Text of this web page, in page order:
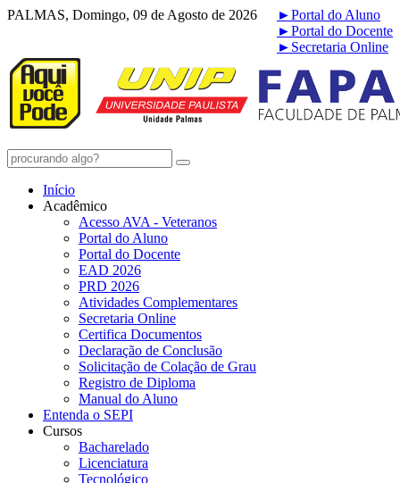
PALMAS, Domingo, 09 de Agosto de 2026 ►Portal do Aluno
►Portal do Docente
► Secretaria Online
Início
Acadêmico
Acesso AVA - Veteranos
Portal do Aluno
Portal do Docente
EAD 2026
PRD 2026
Atividades Complementares
Secretaria Online
Certifica Documentos
Declaração de Conclusão
Solicitação de Colação de Grau
Registro de Diploma
Manual do Aluno
Entenda o SEPI
Cursos
Bacharelado
Licenciatura
Tecnológico